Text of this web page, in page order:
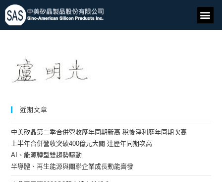
近期文章
中美矽晶第二季合併營收歷年同期新高 稅後淨利歷年同期次高
上半年合併營收突破400億元大關 達歷年同期次高
AI、能源轉型雙趨勢驅動
半導體、再生能源與關聯企業成長動能齊發